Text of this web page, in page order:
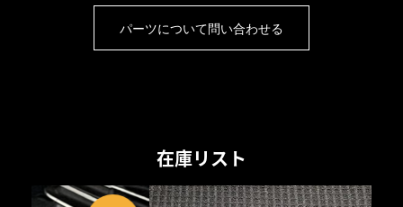
パーツについて問い合わせる
在庫リスト